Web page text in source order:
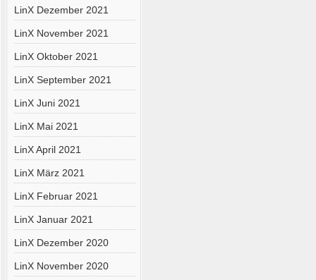
LinX Dezember 2021
LinX November 2021
LinX Oktober 2021
LinX September 2021
LinX Juni 2021
LinX Mai 2021
LinX April 2021
LinX März 2021
LinX Februar 2021
LinX Januar 2021
LinX Dezember 2020
LinX November 2020